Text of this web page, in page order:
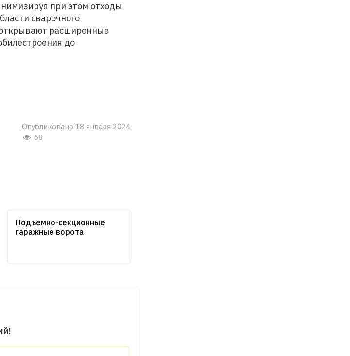
при этом отходы
сварочного
расширенные
до
Опубликовано 18 января 2024
68
Подъемно-секционные
гаражные ворота